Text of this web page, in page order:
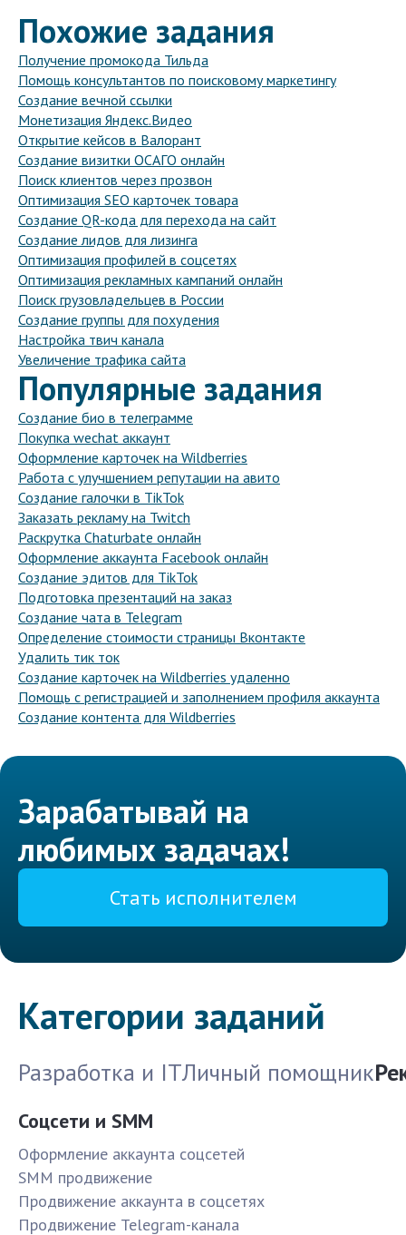
Похожие задания
Получение промокода Тильда
Помощь консультантов по поисковому маркетингу
Создание вечной ссылки
Монетизация Яндекс.Видео
Открытие кейсов в Валорант
Создание визитки ОСАГО онлайн
Поиск клиентов через прозвон
Оптимизация SEO карточек товара
Создание QR-кода для перехода на сайт
Создание лидов для лизинга
Оптимизация профилей в соцсетях
Оптимизация рекламных кампаний онлайн
Поиск грузовладельцев в России
Создание группы для похудения
Настройка твич канала
Увеличение трафика сайта
Популярные задания
Создание био в телеграмме
Покупка wechat аккаунт
Оформление карточек на Wildberries
Работа с улучшением репутации на авито
Создание галочки в TikTok
Заказать рекламу на Twitch
Раскрутка Chaturbate онлайн
Оформление аккаунта Facebook онлайн
Создание эдитов для TikTok
Подготовка презентаций на заказ
Создание чата в Telegram
Определение стоимости страницы Вконтакте
Удалить тик ток
Создание карточек на Wildberries удаленно
Помощь с регистрацией и заполнением профиля аккаунта
Создание контента для Wildberries
Зарабатывай на
любимых задачах!
Стать исполнителем
Категории заданий
Разработка и ITЛичный помощник
Соцсети и SMM
Оформление аккаунта соцсетей
SMM продвижение
Продвижение аккаунта в соцсетях
Продвижение Telegram-канала